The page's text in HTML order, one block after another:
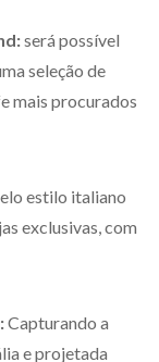
será possível
seleção de
mais procurados
estilo italiano
exclusivas, com
Capturando a
e projetada